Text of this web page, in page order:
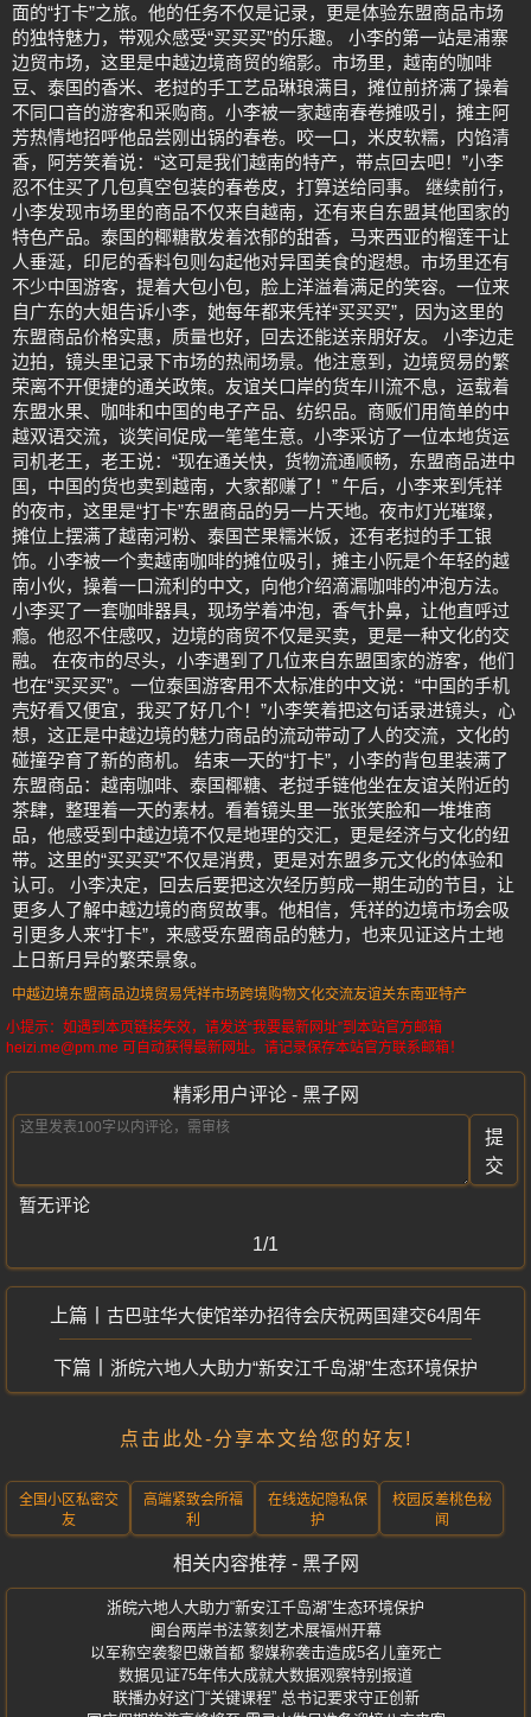
面的“打卡”之旅。他的任务不仅是记录，更是体验东盟商品市场
的独特魅力，带观众感受“买买买”的乐趣。 小李的第一站是浦寨
边贸市场，这里是中越边境商贸的缩影。市场里，越南的咖啡
豆、泰国的香米、老挝的手工艺品琳琅满目，摊位前挤满了操着
不同口音的游客和采购商。小李被一家越南春卷摊吸引，摊主阿
芳热情地招呼他品尝刚出锅的春卷。咬一口，米皮软糯，内馅清
香，阿芳笑着说：“这可是我们越南的特产，带点回去吧！”小李
忍不住买了几包真空包装的春卷皮，打算送给同事。 继续前行，
小李发现市场里的商品不仅来自越南，还有来自东盟其他国家的
特色产品。泰国的椰糖散发着浓郁的甜香，马来西亚的榴莲干让
人垂涎，印尼的香料包则勾起他对异国美食的遐想。市场里还有
不少中国游客，提着大包小包，脸上洋溢着满足的笑容。一位来
自广东的大姐告诉小李，她每年都来凭祥“买买买”，因为这里的
东盟商品价格实惠，质量也好，回去还能送亲朋好友。 小李边走
边拍，镜头里记录下市场的热闹场景。他注意到，边境贸易的繁
荣离不开便捷的通关政策。友谊关口岸的货车川流不息，运载着
东盟水果、咖啡和中国的电子产品、纺织品。商贩们用简单的中
越双语交流，谈笑间促成一笔笔生意。小李采访了一位本地货运
司机老王，老王说：“现在通关快，货物流通顺畅，东盟商品进中
国，中国的货也卖到越南，大家都赚了！” 午后，小李来到凭祥
的夜市，这里是“打卡”东盟商品的另一片天地。夜市灯光璀璨，
摊位上摆满了越南河粉、泰国芒果糯米饭，还有老挝的手工银
饰。小李被一个卖越南咖啡的摊位吸引，摊主小阮是个年轻的越
南小伙，操着一口流利的中文，向他介绍滴漏咖啡的冲泡方法。
小李买了一套咖啡器具，现场学着冲泡，香气扑鼻，让他直呼过
瘾。他忍不住感叹，边境的商贸不仅是买卖，更是一种文化的交
融。 在夜市的尽头，小李遇到了几位来自东盟国家的游客，他们
也在“买买买”。一位泰国游客用不太标准的中文说：“中国的手机
壳好看又便宜，我买了好几个！”小李笑着把这句话录进镜头，心
想，这正是中越边境的魅力商品的流动带动了人的交流，文化的
碰撞孕育了新的商机。 结束一天的“打卡”，小李的背包里装满了
东盟商品：越南咖啡、泰国椰糖、老挝手链他坐在友谊关附近的
茶肆，整理着一天的素材。看着镜头里一张张笑脸和一堆堆商
品，他感受到中越边境不仅是地理的交汇，更是经济与文化的纽
带。这里的“买买买”不仅是消费，更是对东盟多元文化的体验和
认可。 小李决定，回去后要把这次经历剪成一期生动的节目，让
更多人了解中越边境的商贸故事。他相信，凭祥的边境市场会吸
引更多人来“打卡”，来感受东盟商品的魅力，也来见证这片土地
上日新月异的繁荣景象。
中越边境东盟商品边境贸易凭祥市场跨境购物文化交流友谊关东南亚特产
小提示：如遇到本页链接失效，请发送“我要最新网址”到本站官方邮箱
heizi.me@pm.me 可自动获得最新网址。请记录保存本站官方联系邮箱！
精彩用户评论 - 黑子网
提
交
暂无评论
1/1
古巴驻华大使馆举办招待会庆祝两国建交64周年
浙皖六地人大助力“新安江千岛湖”生态环境保护
点击此处-分享本文给您的好友!
全国小区私密交
友
高端紧致会所福
利
在线选妃隐私保
护
校园反差桃色秘
闻
相关内容推荐 - 黑子网
浙皖六地人大助力“新安江千岛湖”生态环境保护
闽台两岸书法篆刻艺术展福州开幕
以军称空袭黎巴嫩首都 黎媒称袭击造成5名儿童死亡
数据见证75年伟大成就大数据观察特别报道
联播办好这门“关键课程” 总书记要求守正创新